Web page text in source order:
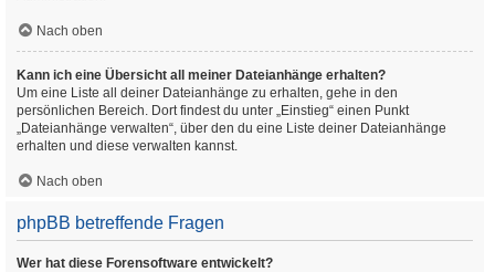
Nach oben
Kann ich eine Übersicht all meiner Dateianhänge erhalten?
Um eine Liste all deiner Dateianhänge zu erhalten, gehe in den
persönlichen Bereich. Dort findest du unter „Einstieg“ einen Punkt
„Dateianhänge verwalten“, über den du eine Liste deiner Dateianhänge
erhalten und diese verwalten kannst.
Nach oben
phpBB betreffende Fragen
Wer hat diese Forensoftware entwickelt?